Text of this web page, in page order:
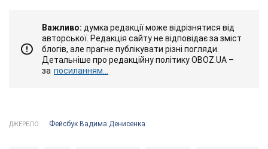
Важливо: думка редакції може відрізнятися від
авторської. Редакція сайту не відповідає за зміст
блогів, але прагне публікувати різні погляди.
Детальніше про редакційну політику OBOZ.UA –
за посиланням...
ДЖЕРЕЛО: Фейсбук Вадима Денисенка